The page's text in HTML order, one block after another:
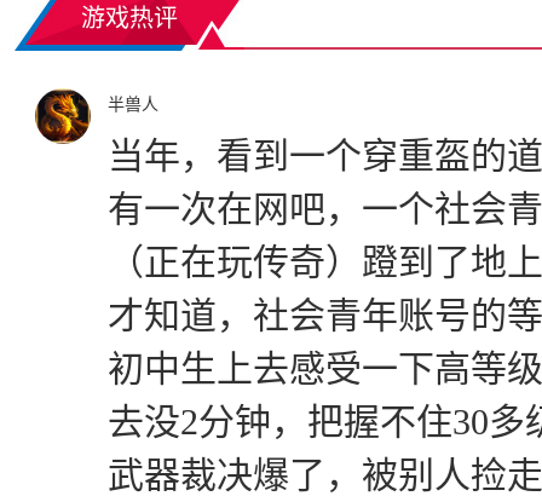
游戏热评
半兽人
当年，看到一个穿重盔的
有一次在网吧，一个社会
（正在玩传奇）蹬到了地
才知道，社会青年账号的
初中生上去感受一下高等
去没2分钟，把握不住30
武器裁决爆了，被别人捡